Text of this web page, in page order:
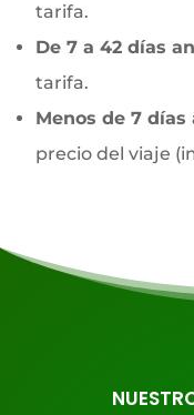
tarifa.
De 7 a 42 días
tarifa.
Menos de 7
precio del viaje